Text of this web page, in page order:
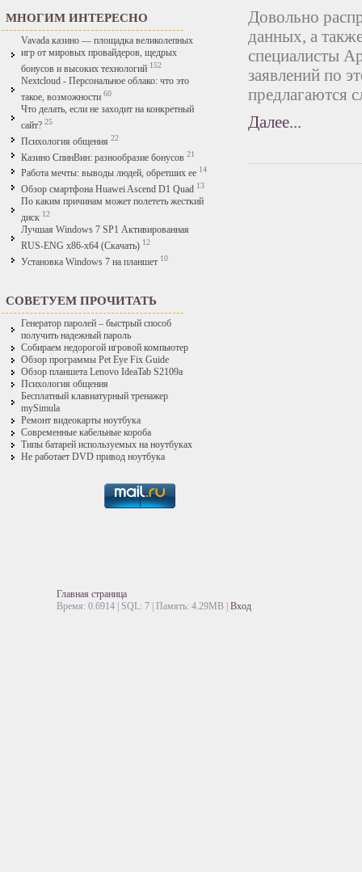
МНОГИМ ИНТЕРЕСНО
Vavada казино — площадка великолепных
игр от мировых провайдеров, щедрых
бонусов и высоких технологий 152
Nextcloud - Персональное облако: что это
такое, возможности 60
Что делать, если не заходит на конкретный
сайт? 25
Психология общения 22
Казино СпинВин: разнообразие бонусов 21
Работа мечты: выводы людей, обретших ее 14
Обзор смартфона Huawei Ascend D1 Quad 13
По каким причинам может полететь жесткий
диск 12
Лучшая Windows 7 SP1 Активированная
RUS-ENG x86-x64 (Скачать) 12
Установка Windows 7 на планшет 10
СОВЕТУЕМ ПРОЧИТАТЬ
Генератор паролей – быстрый способ
получить надежный пароль
Собираем недорогой игровой компьютер
Обзор программы Pet Eye Fix Guide
Обзор планшета Lenovo IdeaTab S2109a
Психология общения
Бесплатный клавиатурный тренажер
mySimula
Ремонт видеокарты ноутбука
Современные кабельные короба
Типы батарей используемых на ноутбуках
Не работает DVD привод ноутбука
Довольно
данных, а
специалисты
заявлений по
предлагаются
Далее...
Главная страница
Время: 0.6914 | SQL: 7 | Память: 4.29MB Вход